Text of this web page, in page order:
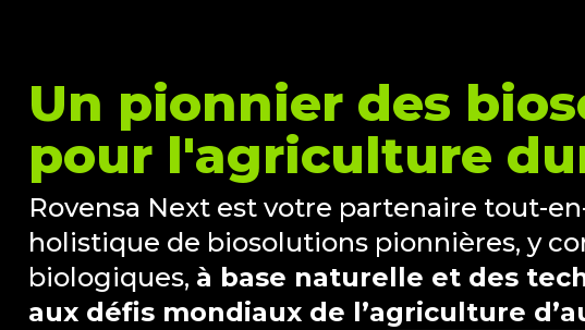
Un pionnier des
pour l'agriculture
Rovensa Next est votre partenaire tout-
holistique de biosolutions pionnières, y
biologiques, à base naturelle et des
aux défis mondiaux de l’agriculture